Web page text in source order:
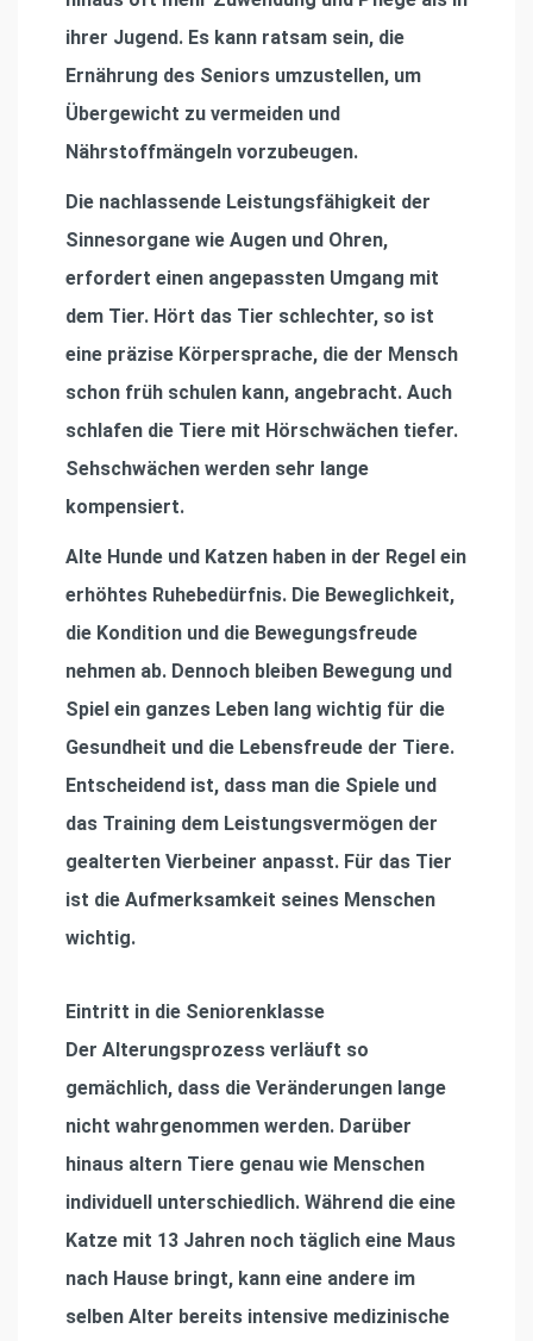
ihrer Jugend. Es kann ratsam sein, die
Ernährung des Seniors umzustellen, um
Übergewicht zu vermeiden und
Nährstoffmängeln vorzubeugen.
Die nachlassende Leistungsfähigkeit der
Sinnesorgane wie Augen und Ohren,
erfordert einen angepassten Umgang mit
dem Tier. Hört das Tier schlechter, so ist
eine präzise Körpersprache, die der Mensch
schon früh schulen kann, angebracht. Auch
schlafen die Tiere mit Hörschwächen tiefer.
Sehschwächen werden sehr lange
kompensiert.
Alte Hunde und Katzen haben in der Regel ein
erhöhtes Ruhebedürfnis. Die Beweglichkeit,
die Kondition und die Bewegungsfreude
nehmen ab. Dennoch bleiben Bewegung und
Spiel ein ganzes Leben lang wichtig für die
Gesundheit und die Lebensfreude der Tiere.
Entscheidend ist, dass man die Spiele und
das Training dem Leistungsvermögen der
gealterten Vierbeiner anpasst. Für das Tier
ist die Aufmerksamkeit seines Menschen
wichtig.
Eintritt in die Seniorenklasse
Der Alterungsprozess verläuft so
gemächlich, dass die Veränderungen lange
nicht wahrgenommen werden. Darüber
hinaus altern Tiere genau wie Menschen
individuell unterschiedlich. Während die eine
Katze mit 13 Jahren noch täglich eine Maus
nach Hause bringt, kann eine andere im
selben Alter bereits intensive medizinische